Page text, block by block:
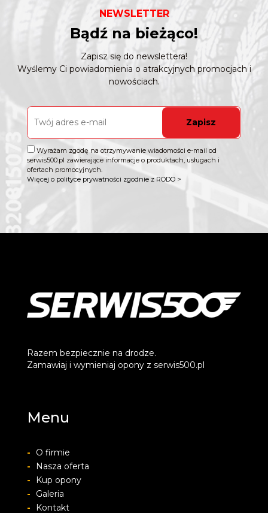
NEWSLETTER
Bądź na bieżąco!
Zapisz się do newslettera!
Wyślemy Ci powiadomienia o atrakcyjnych promocjach i
nowościach.
Zapisz
Wyrażam zgodę na otrzymywanie wiadomości e-mail od
serwis500.pl zawierające informacje o produktach, usługach i
ofertach promocyjnych.
Więcej o polityce prywatności zgodnie z RODO >
Razem bezpiecznie na drodze.
Zamawiaj i wymieniaj opony z serwis500.pl
Menu
-
O firmie
-
Nasza oferta
-
Kup opony
-
Galeria
-
Kontakt